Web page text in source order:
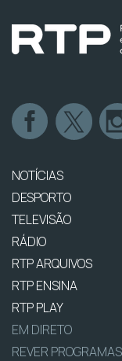
NOTÍCIAS
DESPORTO
TELEVISÃO
RÁDIO
RTP ARQUIVOS
RTP ENSINA
RTP PLAY
EM DIRETO
REVER PROGRAMAS